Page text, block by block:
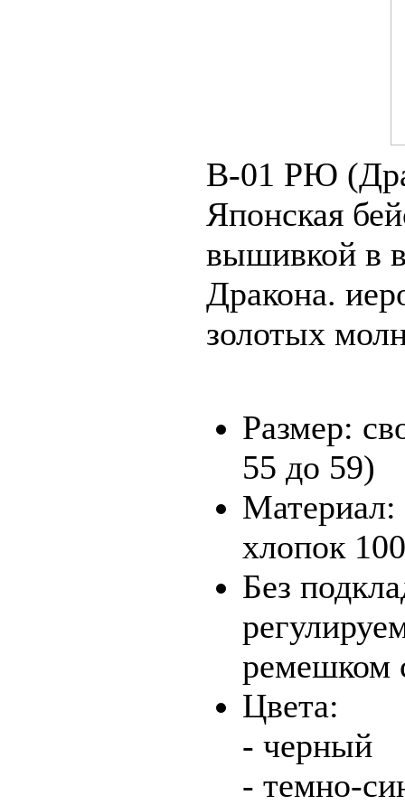
В-01 РЮ
Японская
вышивкой в
Дракона.
золотых
Размер:
55 до 59)
хлопок
Без
ремешком
Цвета:
- черный
- темно-